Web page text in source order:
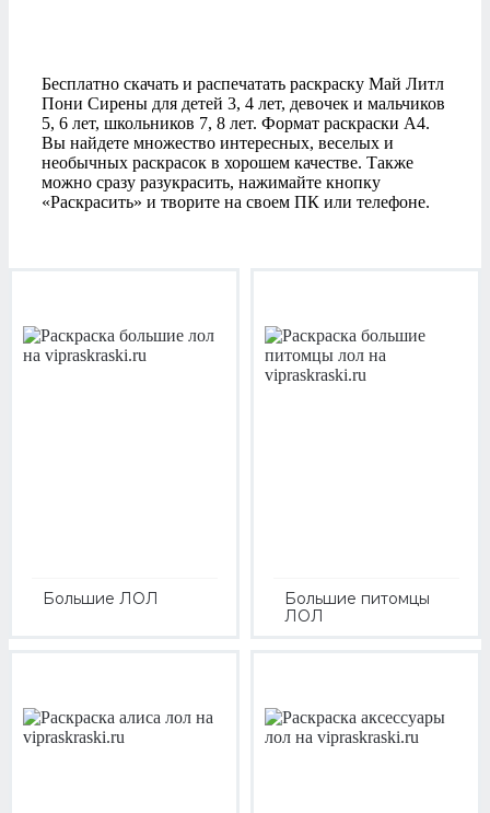
Бесплатно скачать и распечатать раскраску Май Литл
Пони Сирены для детей 3, 4 лет, девочек и мальчиков
5, 6 лет, школьников 7, 8 лет. Формат раскраски А4.
Вы найдете множество интересных, веселых и
необычных раскрасок в хорошем качестве. Также
можно сразу разукрасить, нажимайте кнопку
«Раскрасить» и творите на своем ПК или телефоне.
Большие ЛОЛ
Большие питомцы
ЛОЛ